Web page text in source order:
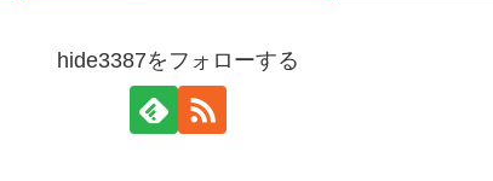
hide3387をフォローする